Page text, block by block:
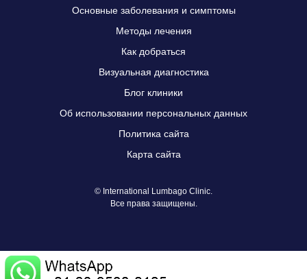
Основные заболевания и симптомы
Методы лечения
Как добраться
Визуальная диагностика
Блог клиники
Об использовании персональных данных
Политика сайта
Карта сайта
© International Lumbago Clinic.
Все права защищены.